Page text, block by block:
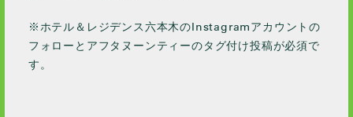
※ホテル＆レジデンス六本木のInstagramアカウントの
フォローとアフタヌーンティーのタグ付け投稿が必須で
す。